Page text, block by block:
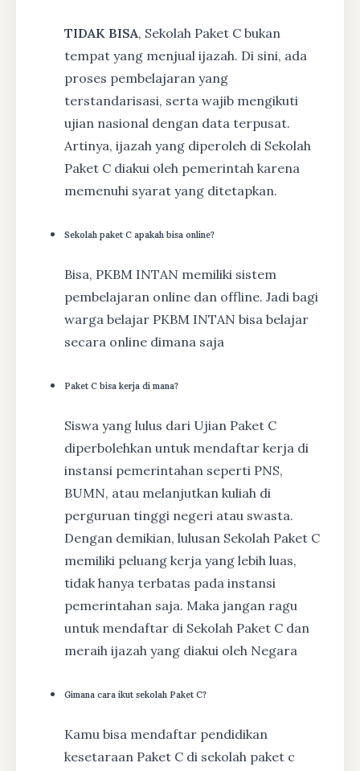
TIDAK BISA, Sekolah Paket C bukan
tempat yang menjual ijazah. Di sini, ada
proses pembelajaran yang
terstandarisasi, serta wajib mengikuti
ujian nasional dengan data terpusat.
Artinya, ijazah yang diperoleh di Sekolah
Paket C diakui oleh pemerintah karena
memenuhi syarat yang ditetapkan.
Sekolah paket C apakah bisa online?
Bisa, PKBM INTAN memiliki sistem
pembelajaran online dan offline. Jadi bagi
warga belajar PKBM INTAN bisa belajar
secara online dimana saja
Paket C bisa kerja di mana?
Siswa yang lulus dari Ujian Paket C
diperbolehkan untuk mendaftar kerja di
instansi pemerintahan seperti PNS,
BUMN, atau melanjutkan kuliah di
perguruan tinggi negeri atau swasta.
Dengan demikian, lulusan Sekolah Paket C
memiliki peluang kerja yang lebih luas,
tidak hanya terbatas pada instansi
pemerintahan saja. Maka jangan ragu
untuk mendaftar di Sekolah Paket C dan
meraih ijazah yang diakui oleh Negara
Gimana cara ikut sekolah Paket C?
Kamu bisa mendaftar pendidikan
kesetaraan Paket C di sekolah paket c